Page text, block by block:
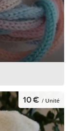
10 € / Unité